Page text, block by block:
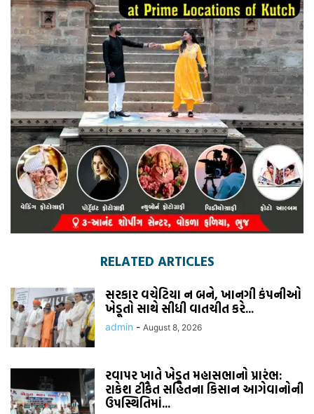
RELATED ARTICLES
સરકાર વચેટિયા ન બને, ખાનગી કંપનીઓ
ખેડૂતો સાથે સીધી વાતચીત કરે...
admin - August 8, 2026
રવાપર ખાતે ખેડૂત મહાસભાનો પ્રારંભ:
રાકેશ ટીકૈત સહિતના કિસાન આગેવાનોની
ઉપસ્થિતિમાં...